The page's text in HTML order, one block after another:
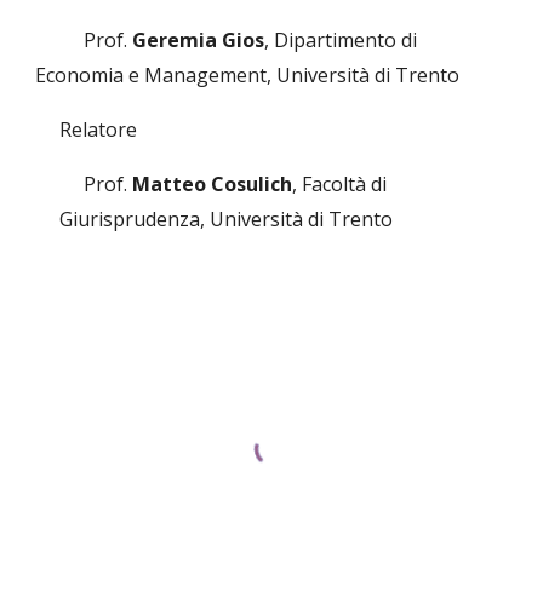
Prof. Geremia Gios, Dipartimento di
Economia e Management, Università di Trento
Relatore
Prof. Matteo Cosulich, Facoltà di
Giurisprudenza, Università di Trento